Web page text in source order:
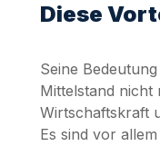
Diese
Seine
Mittelstand nicht
Wirtschaftskraft
Es sind vor allem